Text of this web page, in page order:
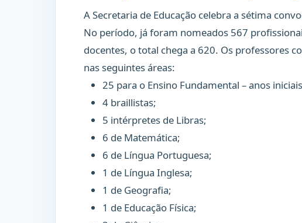
A Secretaria de Educação celebra a sétima
No período, já foram nomeados 567
docentes, o total chega a 620. Os professores
nas seguintes áreas:
25 para o Ensino Fundamental – anos
4 braillistas;
5 intérpretes de Libras;
6 de Matemática;
6 de Língua Portuguesa;
1 de Língua Inglesa;
1 de Geografia;
1 de Educação Física;